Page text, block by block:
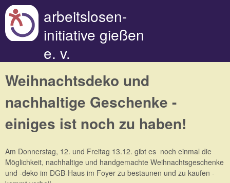
arbeitslosen-
initiative gießen
e. v.
Weihnachtsdeko und
nachhaltige Geschenke -
einiges ist noch zu haben!
Am Donnerstag, 12. und Freitag 13.12. gibt es noch einmal die
Möglichkeit, nachhaltige und handgemachte Weihnachtsgeschenke
und -deko im DGB-Haus im Foyer zu bestaunen und zu kaufen -